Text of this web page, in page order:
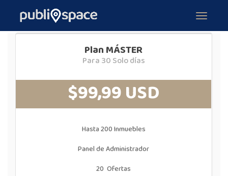
Price Plans Plan MÁSTER
Plan MÁSTER
Para 30 Solo días
$99,99 USD
Hasta 200 Inmuebles
Panel de Administrador
20 Ofertas